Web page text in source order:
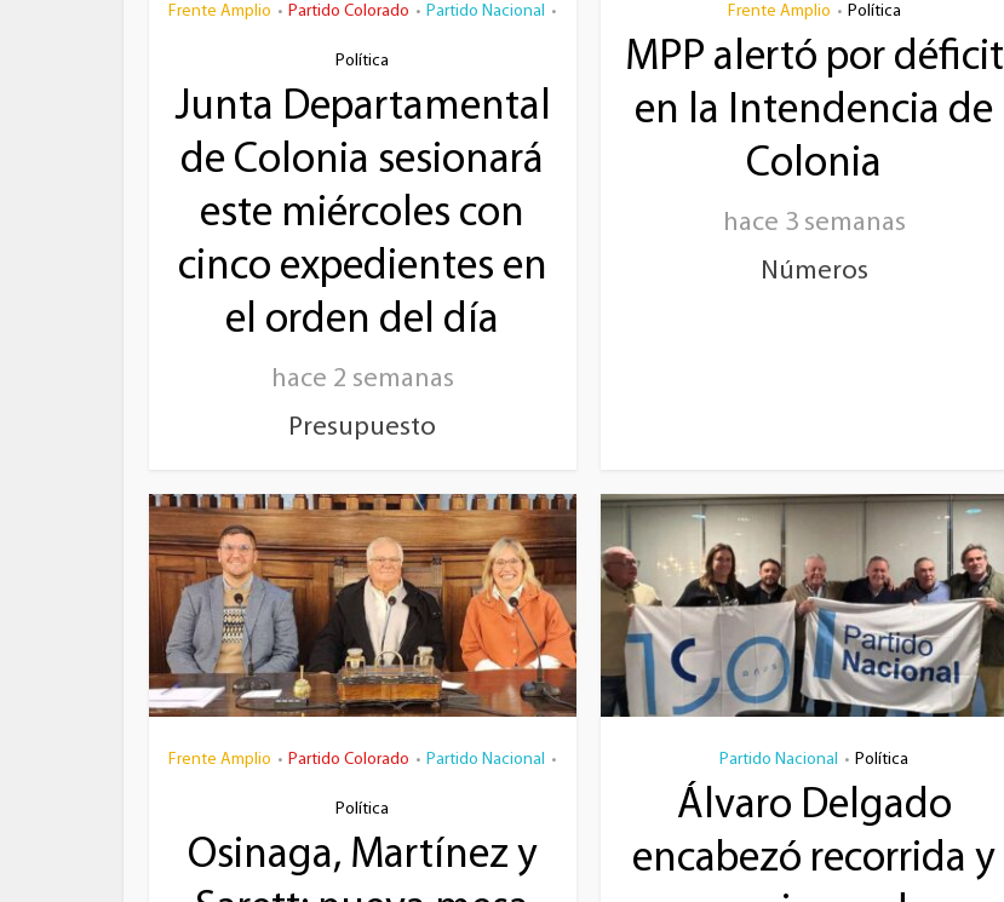
Frente Amplio • Partido Colorado • Partido Nacional •
Política
Junta Departamental
de Colonia sesionará
este miércoles con
cinco expedientes en
el orden del día
hace 2 semanas
Presupuesto
Frente Amplio • Política
MPP alertó por déficit
en la Intendencia de
Colonia
hace 3 semanas
Números
Frente Amplio • Partido Colorado • Partido Nacional •
Política
Osinaga, Martínez y
Partido Nacional • Política
Álvaro Delgado
encabezó recorrida y